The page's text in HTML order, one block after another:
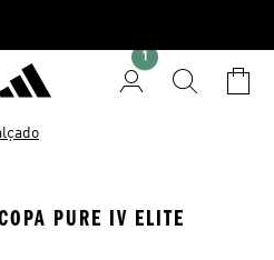
1
PURE IV ELITE